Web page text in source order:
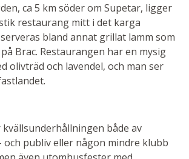
ca 5 km söder om Supetar, ligger
restaurang mitt i det karga
bland annat grillat lamm som
Brac. Restaurangen har en mysig
olivträd och lavendel, och man ser
både av
publiv eller någon mindre klubb